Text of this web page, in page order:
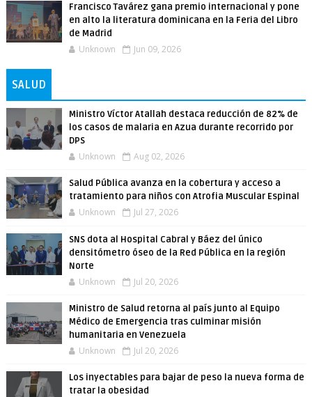
Francisco Tavárez gana premio internacional y pone
en alto la literatura dominicana en la Feria del Libro
de Madrid
Unknown Jun 09, 2026
SALUD
Ministro Víctor Atallah destaca reducción de 82% de
los casos de malaria en Azua durante recorrido por
DPS
Unknown Aug 02, 2026
Salud Pública avanza en la cobertura y acceso a
tratamiento para niños con Atrofia Muscular Espinal
Unknown Jul 27, 2026
SNS dota al Hospital Cabral y Báez del único
densitómetro óseo de la Red Pública en la región
Norte
Unknown Jul 20, 2026
Ministro de Salud retorna al país junto al Equipo
Médico de Emergencia tras culminar misión
humanitaria en Venezuela
Unknown Jul 20, 2026
Los inyectables para bajar de peso la nueva forma de
tratar la obesidad